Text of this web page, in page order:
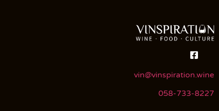
vin@vinspiration.wine
058-733-8227